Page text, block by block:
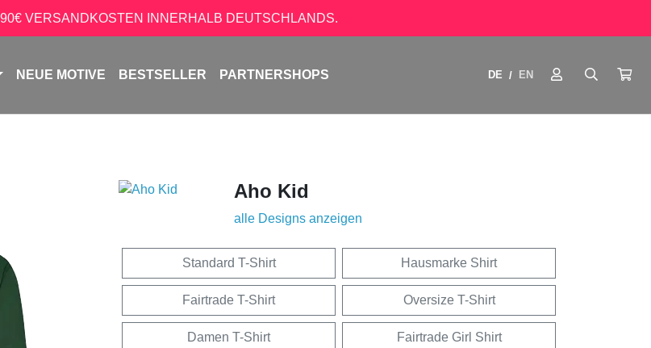
VERSANDKOSTEN INNERHALB DEUTSCHLANDS.
NEUE MOTIVE BESTSELLER PARTNERSHOPS DE / EN
Aho Kid
alle Designs anzeigen
Standard T-Shirt Hausmarke Shirt
Fairtrade T-Shirt Oversize T-Shirt
Damen T-Shirt Fairtrade Girl Shirt